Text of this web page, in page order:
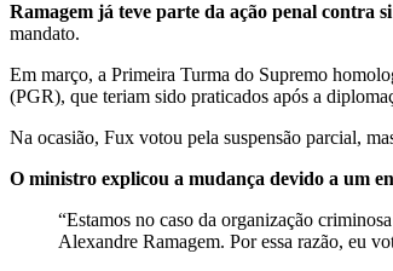
Ramagem já teve parte da ação penal contra
mandato.
Em março, a Primeira Turma do Supremo
(PGR), que teriam sido praticados após a
Na ocasião, Fux votou pela suspensão parcial,
O ministro explicou a mudança devido a um
“Estamos no caso da organização
Alexandre Ramagem. Por essa razão, eu